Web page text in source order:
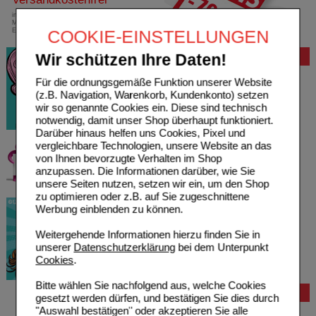
COOKIE-EINSTELLUNGEN
Wir schützen Ihre Daten!
Für die ordnungsgemäße Funktion unserer Website
(z.B. Navigation, Warenkorb, Kundenkonto) setzen
wir so genannte Cookies ein. Diese sind technisch
notwendig, damit unser Shop überhaupt funktioniert.
Darüber hinaus helfen uns Cookies, Pixel und
vergleichbare Technologien, unsere Website an das
von Ihnen bevorzugte Verhalten im Shop
anzupassen. Die Informationen darüber, wie Sie
unsere Seiten nutzen, setzen wir ein, um den Shop
zu optimieren oder z.B. auf Sie zugeschnittene
Werbung einblenden zu können.
Weitergehende Informationen hierzu finden Sie in
unserer Datenschutzerklärungbei dem Unterpunkt
Cookies.
Bitte wählen Sie nachfolgend aus, welche Cookies
gesetzt werden dürfen, und bestätigen Sie dies durch
"Auswahl bestätigen" oder akzeptieren Sie alle
innerhalb Deutschlands bei einem
Mindestbestellwert von 13,99 Euro oder bei
Einsendung eines Kassenrezeptes
Bewertung
Bestellung
Hilfe zur Anmeldung